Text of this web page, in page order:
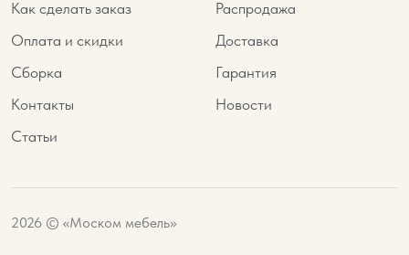
Как сделать заказ
Распродажа
Оплата и скидки
Доставка
Сборка
Гарантия
Контакты
Новости
Статьи
2026 © «Моском мебель»